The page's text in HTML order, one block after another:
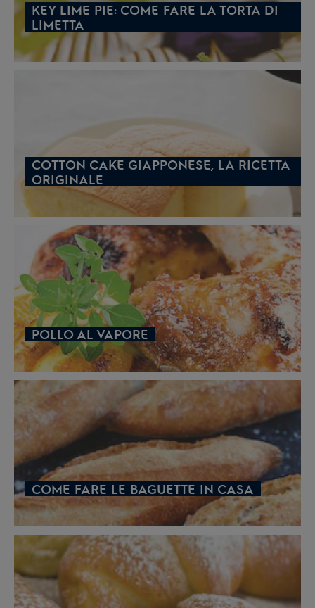
KEY LIME PIE: COME FARE LA TORTA DI
LIMETTA
COTTON CAKE GIAPPONESE, LA RICETTA
ORIGINALE
POLLO AL VAPORE
COME FARE LE BAGUETTE IN CASA